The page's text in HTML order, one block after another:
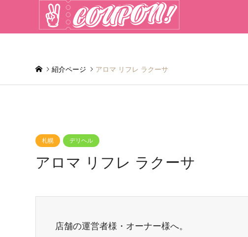
紹介ページ アロマ リフレ ラクーサ
札幌 デリヘル
アロマ リフレ ラクーサ
店舗の運営者様・オーナー様へ。